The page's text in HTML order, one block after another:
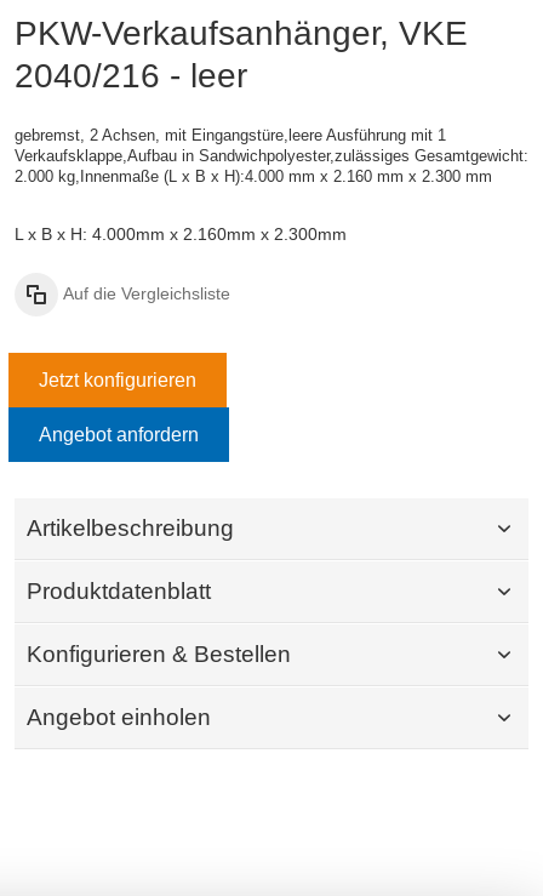
PKW-Verkaufsanhänger, VKE
2040/216 - leer
gebremst, 2 Achsen, mit Eingangstüre,leere Ausführung mit 1
Verkaufsklappe,Aufbau in Sandwichpolyester,zulässiges Gesamtgewicht:
2.000 kg, Innenmaße (L x B x H):4.000 mm x 2.160 mm x 2.300 mm
L x B x H: 4.000mm x 2.160mm x 2.300mm
Auf die Vergleichsliste
Jetzt konfigurieren
Angebot anfordern
Artikelbeschreibung
Produktdatenblatt
Konfigurieren & Bestellen
Angebot einholen